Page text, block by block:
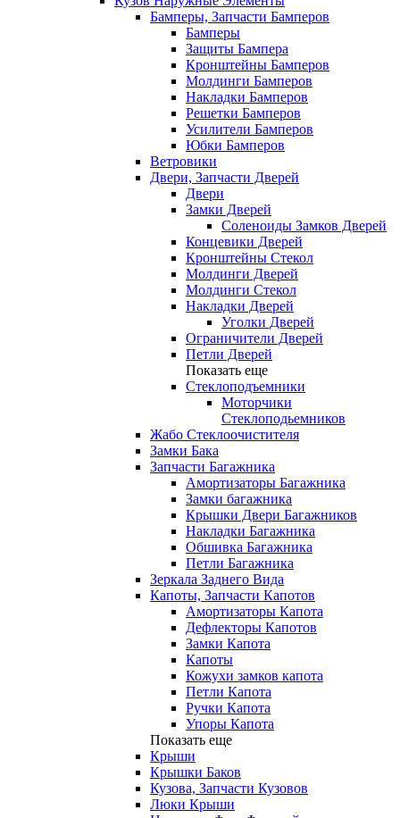
Бамперы, Запчасти Бамперов
Бамперы
Защиты Бампера
Кронштейны Бамперов
Молдинги Бамперов
Накладки Бамперов
Решетки Бамперов
Усилители Бамперов
Юбки Бамперов
Ветровики
Двери, Запчасти Дверей
Двери
Замки Дверей
Соленоиды Замков Дверей
Концевики Дверей
Кронштейны Стекол
Молдинги Дверей
Молдинги Стекол
Накладки Дверей
Уголки Дверей
Ограничители Дверей
Петли Дверей
Показать еще
Стеклоподъемники
Моторчики
Стеклоподьемников
Жабо Стеклоочистителя
Замки Бака
Запчасти Багажника
Амортизаторы Багажника
Замки багажника
Крышки Двери Багажников
Накладки Багажника
Обшивка Багажника
Петли Багажника
Зеркала Заднего Вида
Капоты, Запчасти Капотов
Амортизаторы Капота
Дефлекторы Капотов
Замки Капота
Капоты
Кожухи замков капота
Петли Капота
Ручки Капота
Упоры Капота
Показать еще
Крыши
Крышки Баков
Кузова, Запчасти Кузовов
Люки Крыши